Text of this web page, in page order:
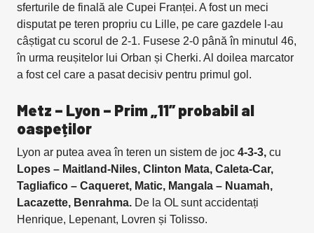
sferturile de finală ale Cupei Franței. A fost un meci
disputat pe teren propriu cu Lille, pe care gazdele l-au
câștigat cu scorul de 2-1. Fusese 2-0 până în minutul 46,
în urma reușitelor lui Orban și Cherki. Al doilea marcator
a fost cel care a pasat decisiv pentru primul gol.
Metz – Lyon – Prim „11” probabil al
oaspeților
Lyon ar putea avea în teren un sistem de joc 4-3-3, cu
Lopes – Maitland-Niles, Clinton Mata, Caleta-Car,
Tagliafico – Caqueret, Matic, Mangala – Nuamah,
Lacazette, Benrahma. De la OL sunt accidentați
Henrique, Lepenant, Lovren și Tolisso.